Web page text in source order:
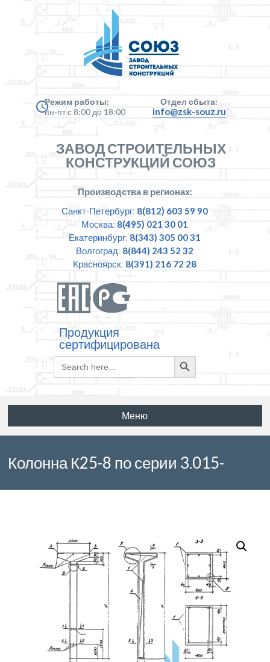
Режим работы:
пн-пт с 8:00 до 18:00
Отдел сбыта:
info@zsk-souz.ru
ЗАВОД СТРОИТЕЛЬНЫХ
КОНСТРУКЦИЙ СОЮЗ
Производства в регионах:
Санкт-Петербург: 8(812) 603 59 90
Москва: 8(495) 021 30 01
Екатеринбург: 8(343) 305 00 31
Волгоград: 8(844) 243 52 32
Красноярск: 8(391) 216 72 28
Продукция
сертифицирована
Search
for:
Search
Button
Меню
Колонна К25-8 по серии 3.015-